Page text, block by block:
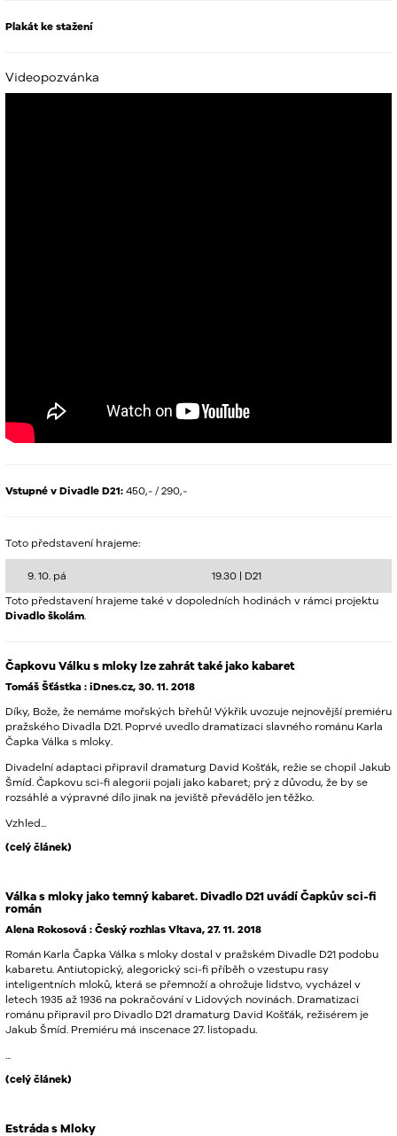
Plakát ke stažení
Videopozvánka
Vstupné v Divadle D21: 450,- / 290,-
Toto představení hrajeme:
9. 10. pá 19.30 | D21
Toto představení hrajeme také v dopoledních hodinách v rámci projektu
Divadlo školám
Čapkovu Válku s mloky lze zahrát také jako kabaret
Tomáš Šťástka : iDnes.cz, 30. 11. 2018
Díky, Bože, že nemáme mořských břehů! Výkřik uvozuje nejnovější premiéru
pražského Divadla D21. Poprvé uvedlo dramatizaci slavného románu Karla
Čapka Válka s mloky.
Divadelní adaptaci připravil dramaturg David Košťák, režie se chopil Jakub
Šmíd. Čapkovu sci-fi alegorii pojali jako kabaret; prý z důvodu, že by se
rozsáhlé a výpravné dílo jinak na jeviště převádělo jen těžko.
Vzhled...
(celý článek)
Válka s mloky jako temný kabaret. Divadlo D21 uvádí Čapkův sci-fi
román
Alena Rokosová : Český rozhlas Vltava, 27. 11. 2018
Román Karla Čapka Válka s mloky dostal v pražském Divadle D21 podobu
kabaretu. Antiutopický, alegorický sci-fi příběh o vzestupu rasy
inteligentních mloků, která se přemnoží a ohrožuje lidstvo, vycházel v
letech 1935 až 1936 na pokračování v Lidových novinách. Dramatizaci
románu připravil pro Divadlo D21 dramaturg David Košťák, režisérem je
Jakub Šmíd. Premiéru má inscenace 27. listopadu.
(celý článek)
Estráda s Mloky